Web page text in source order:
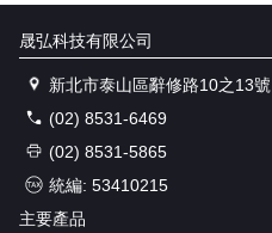
晟弘科技有限公司
新北市泰山區辭修路10之13號
(02) 8531-6469
(02) 8531-5865
統編: 53410215
主要產品